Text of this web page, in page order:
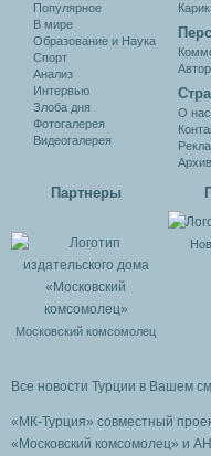
Популярное
В мире
Образование и Наука
Спорт
Анализ
Интервью
Злоба дня
Фотогалерея
Видеогалерея
О нас
Архив
Партнеры
Московский комсомолец
Все новости Турции в Вашем
«МК-Турция» совместный
«Московский комсомолец» и